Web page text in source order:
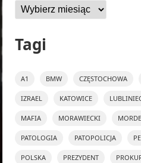
Archiwa
Tagi
A1 BMW CZĘSTOCHOWA
IZRAEL KATOWICE
MAFIA MORAWIECKI
PATOLOGIA PATOPOLICJA
POLSKA PREZYDENT